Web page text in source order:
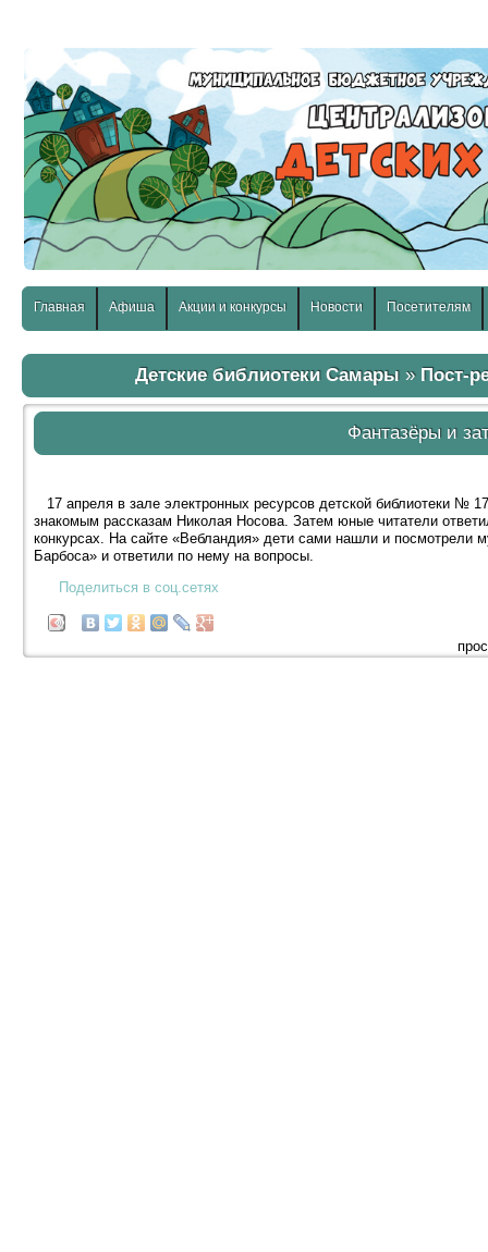
Главная Афиша Акции и конкурсы Новости Посетителям
Детские библиотеки Самары » Пост-
Фантазёры и
17 апреля в зале электронных ресурсов детской библиотеки №
знакомым рассказам Николая Носова. Затем юные читатели
конкурсах. На сайте «Вебландия» дети сами нашли и посмотрели
Барбоса» и ответили по нему на вопросы.
Поделиться в соц.сетях